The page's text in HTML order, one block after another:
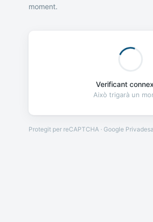
moment.
Verificant
Això trigarà un
Protegit per reCAPTCHA · Google Privadesa